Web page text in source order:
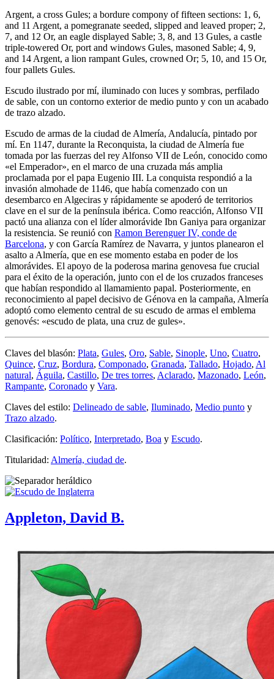
Argent, a cross Gules; a bordure compony of fifteen sections: 1, 6,
and 11 Argent, a pomegranate seeded, slipped and leaved proper; 2,
7, and 12 Or, an eagle displayed Sable; 3, 8, and 13 Gules, a castle
triple-towered Or, port and windows Gules, masoned Sable; 4, 9,
and 14 Argent, a lion rampant Gules, crowned Or; 5, 10, and 15 Or,
four pallets Gules.
Escudo ilustrado por mí, iluminado con luces y sombras, perfilado
de sable, con un contorno exterior de medio punto y con un acabado
de trazo alzado.
Escudo de armas de la ciudad de Almería, Andalucía, pintado por
mí. En 1147, durante la Reconquista, la ciudad de Almería fue
tomada por las fuerzas del rey Alfonso VII de León, conocido como
«el Emperador», en el marco de una cruzada más amplia
proclamada por el papa Eugenio III. La conquista respondió a la
invasión almohade de 1146, que había comenzado con un
desembarco en Algeciras y rápidamente se apoderó de territorios
clave en el sur de la península ibérica. Como reacción, Alfonso VII
pactó una alianza con el líder almorávide Ibn Ganiya para organizar
la resistencia. Se reunió con Ramon Berenguer IV, conde de
Barcelona, y con García Ramírez de Navarra, y juntos planearon el
asalto a Almería, que en ese momento estaba en poder de los
almorávides. El apoyo de la poderosa marina genovesa fue crucial
para el éxito de la operación, junto con el de los cruzados franceses
que habían respondido al llamamiento papal. Posteriormente, en
reconocimiento al papel decisivo de Génova en la campaña, Almería
adoptó como elemento central de su escudo de armas el emblema
genovés: «escudo de plata, una cruz de gules».
Claves del blasón: Plata, Gules, Oro, Sable, Sinople, Uno, Cuatro,
Quince, Cruz, Bordura, Componado, Granada, Tallado, Hojado, Al
natural, Águila, Castillo, De tres torres, Aclarado, Mazonado, León,
Rampante, Coronado y Vara.
Claves del estilo: Delineado de sable, Iluminado, Medio punto y
Trazo alzado.
Clasificación: Político, Interpretado, Boa y Escudo.
Titularidad: Almería, ciudad de.
Appleton, David B.